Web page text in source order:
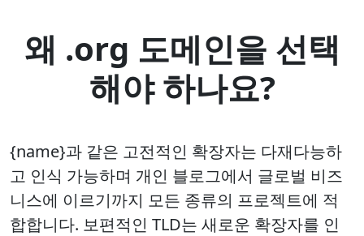
왜 .org 도메인을 선택
해야 하나요?
{name}과 같은 고전적인 확장자는 다재다능하
고 인식 가능하며 개인 블로그에서 글로벌 비즈
니스에 이르기까지 모든 종류의 프로젝트에 적
합합니다. 보편적인 TLD는 새로운 확장자를 인